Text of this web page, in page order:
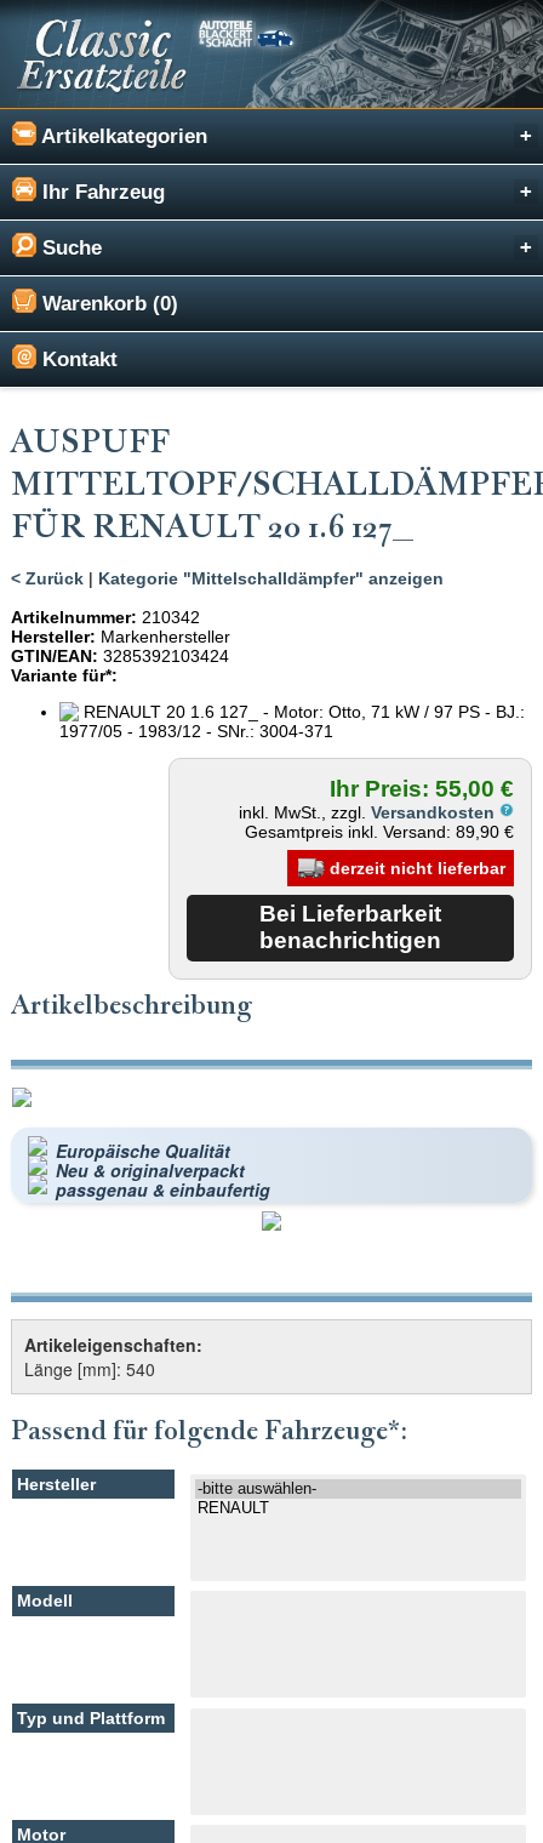
Artikelkategorien
Ihr Fahrzeug
Suche
Warenkorb (0)
Kontakt
AUSPUFF
MITTELTOPF/
FÜR RENAULT 20 1.6 127_
< Zurück| Kategorie "Mittelschalldämpfer" anzeigen
Artikelnummer: 210342
Hersteller: Markenhersteller
GTIN/EAN: 3285392103424
Variante für*:
RENAULT 20 1.6 127_ - Motor: Otto, 71 kW / 97 PS - BJ.:
1977/05 - 1983/12 - SNr.: 3004-371
Ihr Preis: 55,00 €
inkl. MwSt., zzgl.Versandkosten
Gesamtpreis inkl. Versand: 89,90 €
derzeit nicht lieferbar
Artikelbeschreibung
Europäische Qualität
Neu & originalverpackt
passgenau & einbaufertig
Artikeleigenschaften:
Länge [mm]: 540
Passend für folgende Fahrzeuge*: